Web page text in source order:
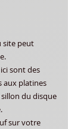
site peut
sont des
aux platines
du disque
sur votre